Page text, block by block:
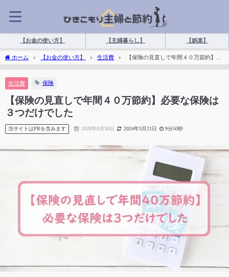
【お金の使い方】 【主婦暮らし】 【娯楽】
ホーム 【お金の使い方】 生活費
【保険の見直しで年間４０万節約】必
生活費 保険
【保険の見直しで年間４０万節約】必要な保険は
３つだけでした
当サイトはPRを含みます 2020年9月30日 2024年3月21日 9分50秒